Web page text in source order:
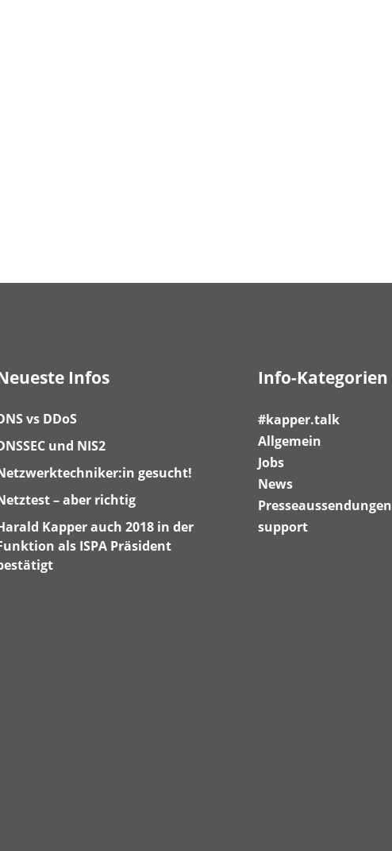
Infos
vs DDoS
und NIS2
gesucht!
– aber richtig
Kapper auch 2018 in der
als ISPA Präsident
Info-Kategorien
#kapper.talk
Allgemein
Jobs
News
Presseaussendungen
support